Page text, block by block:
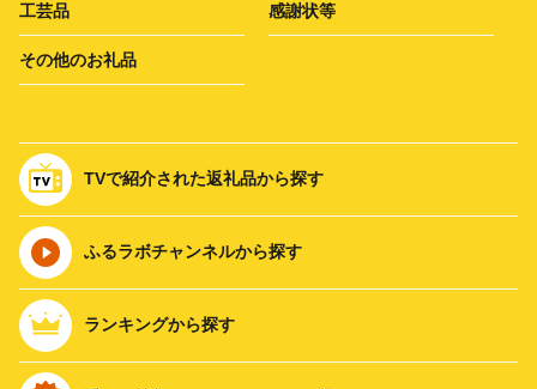
工芸品 感謝状等
その他のお礼品
TVで紹介された返礼品から探す
ふるラボチャンネルから探す
ランキングから探す